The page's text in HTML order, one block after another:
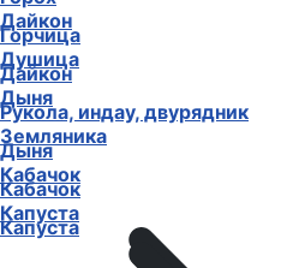
Дайкон
Душица
Дыня
Земляника
Кабачок
Капуста
Горчица
Дайкон
Рукола, индау, двурядник
Дыня
Кабачок
Капуста